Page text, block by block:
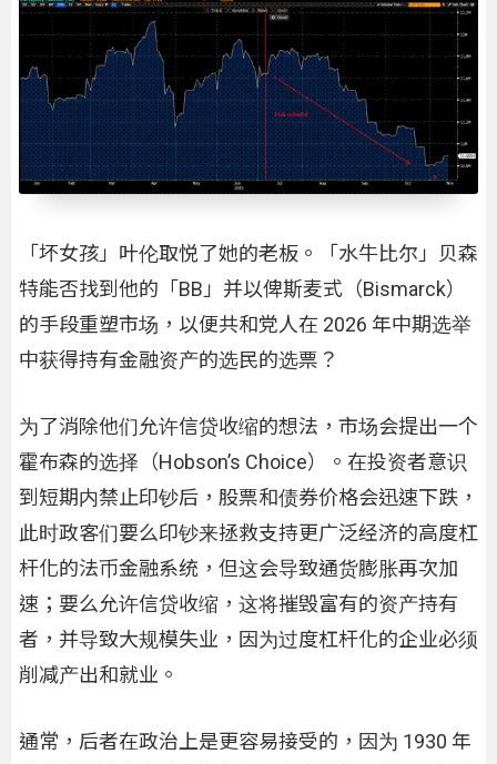
「坏女孩」叶伦取悦了她的老板。「水牛比尔」贝森
特能否找到他的「BB」并以俾斯麦式（Bismarck）
的手段重塑市场，以便共和党人在 2026 年中期选举
中获得持有金融资产的选民的选票？
为了消除他们允许信贷收缩的想法，市场会提出一个
霍布森的选择（Hobson’s Choice）。在投资者意识
到短期内禁止印钞后，股票和债券价格会迅速下跌，
此时政客们要么印钞来拯救支持更广泛经济的高度杠
杆化的法币金融系统，但这会导致通货膨胀再次加
速；要么允许信贷收缩，这将摧毁富有的资产持有
者，并导致大规模失业，因为过度杠杆化的企业必须
削减产出和就业。
通常，后者在政治上是更容易接受的，因为 1930 年